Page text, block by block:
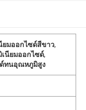
ยมออกไซด์สีขาว,
เนียมออกไซด์,
ทนอุณหภูมิสูง